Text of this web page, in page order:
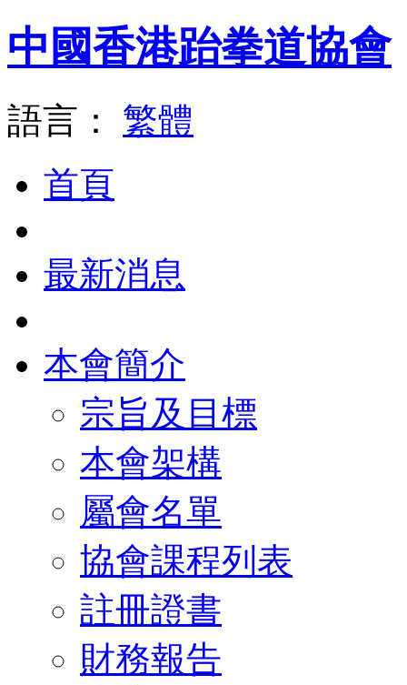
中國香港跆拳道協會
語言： 繁體
首頁
最新消息
本會簡介
宗旨及目標
本會架構
屬會名單
協會課程列表
註冊證書
財務報告